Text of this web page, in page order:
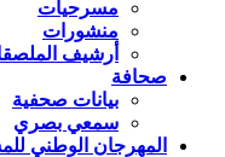
مسرحيات
منشورات
أرشيف
صحافة
بيانات صحفية
سمعي بصري
المهرجان الوطني